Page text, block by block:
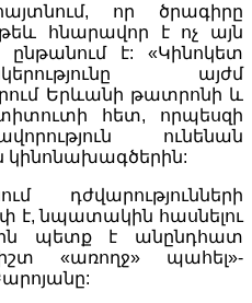
որ ծրագիրը
հնարավոր է ոչ այն
է: «Կինոկետ
այժմ
Երևանի թատրոնի և
հետ, որպեսզի
ունենան
կինոնախագծերին:
դժվարությունների
է, նպատակին հասնելու
պետք է անընդհատ
«առողջ» պահել»-